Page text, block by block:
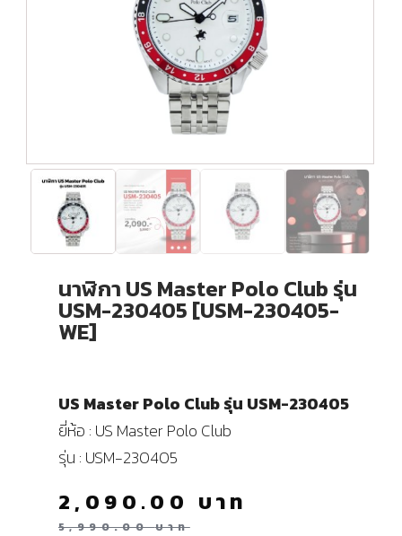
นาฬิกา US Master Polo Club รุ่น
USM-230405 [USM-230405-
WE]
US Master Polo Club รุ่น USM-230405
ยี่ห้อ : US Master Polo Club
รุ่น : USM-230405
5,990.00บาท
2,090.00 บาท